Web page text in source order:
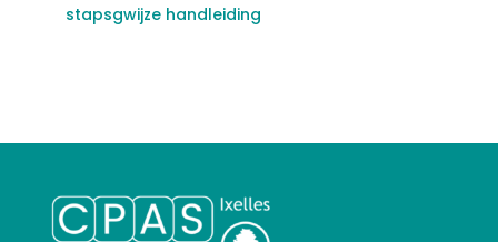
stapsgwijze handleiding